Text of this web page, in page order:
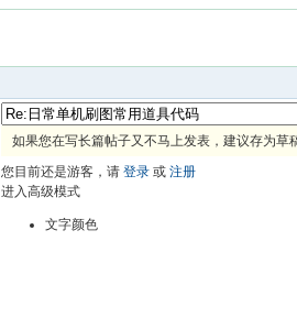
如果您在写长篇帖子又不马上发表，建议存为草
您目前还是游客，请 登录 或 注册
进入高级模式
文字颜色